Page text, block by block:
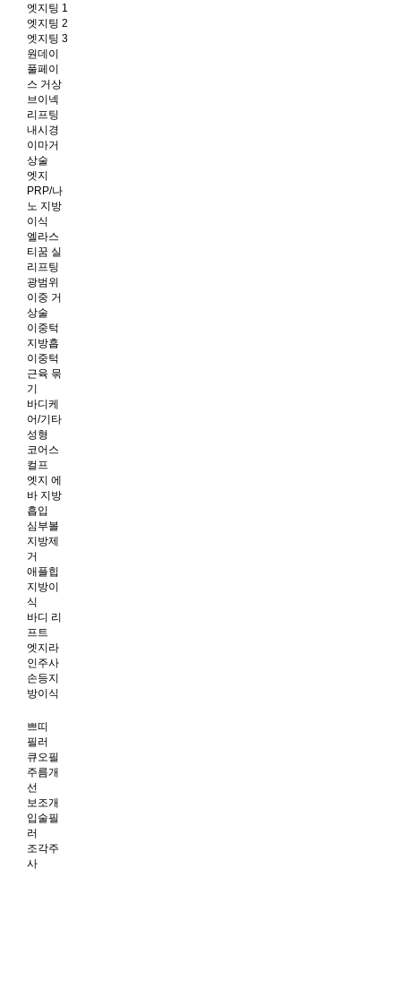
엣지팅 1
엣지팅 2
엣지팅 3
원데이
풀페이
스 거상
브이넥
리프팅
내시경
이마거
상술
엣지
PRP/나
노 지방
이식
엘라스
티꿈 실
리프팅
광범위
이중 거
상술
이중턱
지방흡
이중턱
근육 묶
기
바디케
어/기타
성형
코어스
컬프
엣지 에
바 지방
흡입
심부볼
지방제
거
애플힙
지방이
식
바디 리
프트
엣지라
인주사
손등지
방이식
쁘띠
필러
큐오필
주름개
선
보조개
입술필
러
조각주
사